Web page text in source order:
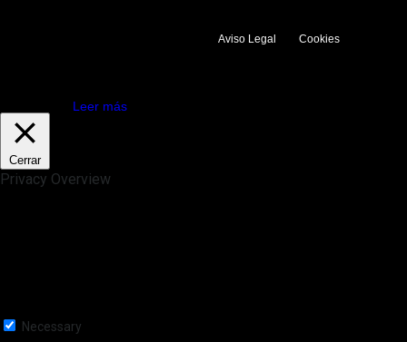
Aviso Legal Cookies
Leer más
Cerrar
Privacy Overview
Necessary